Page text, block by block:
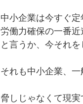
中小企業は今すぐ
労働力確保の一番
と言うか、今それ
それも中小企業、
脅しじゃなくて現